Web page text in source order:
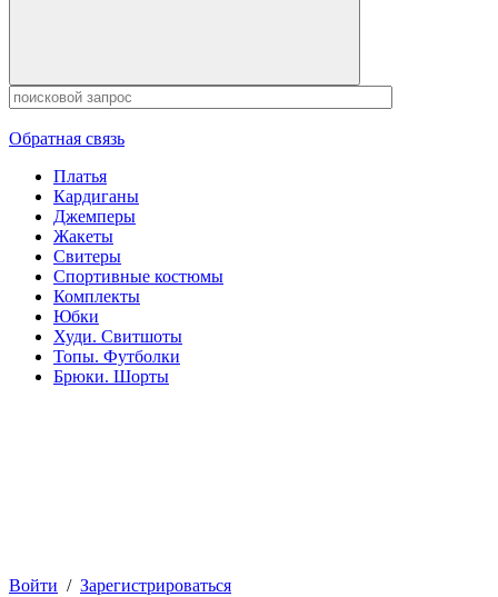
Обратная связь
Платья
Кардиганы
Джемперы
Жакеты
Свитеры
Спортивные костюмы
Комплекты
Юбки
Худи. Свитшоты
Топы. Футболки
Брюки. Шорты
Войти / Зарегистрироваться